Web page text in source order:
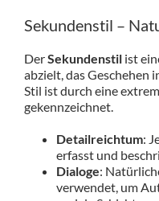
Sekundenstil –
DerSekundenstilist
abzielt, das Geschehen
Stil ist durch eine
gekennzeichnet.
Detailreichtum:
erfasst und
Dialoge:
verwendet, um